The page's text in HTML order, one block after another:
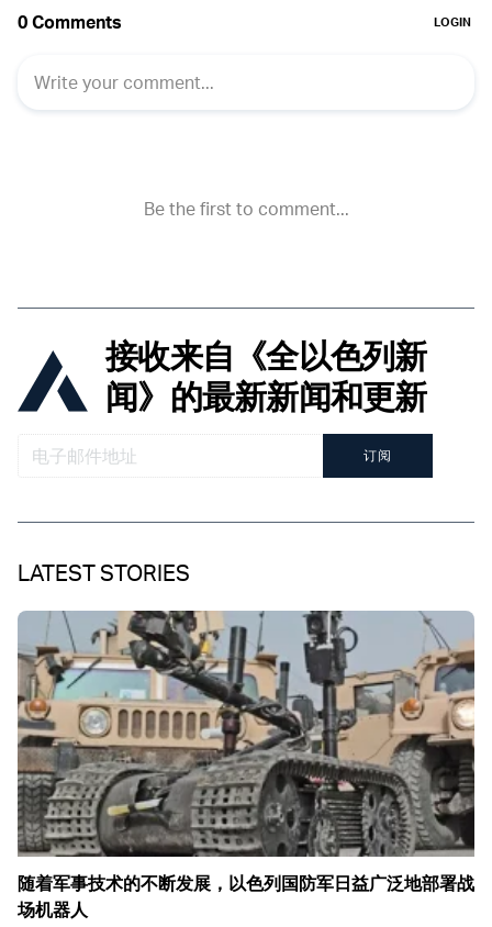
接收来自《全以色列新
闻》的最新新闻和更新
订阅
LATEST STORIES
随着军事技术的不断发展，以色列国防军日益广泛地部署战
场机器人